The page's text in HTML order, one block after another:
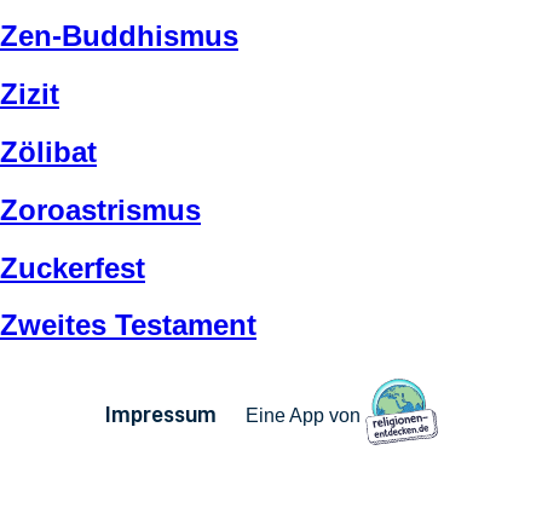
Zen-Buddhismus
Zizit
Zölibat
Zoroastrismus
Zuckerfest
Zweites Testament
Impressum Eine App von